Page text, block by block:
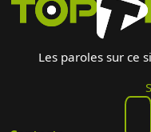
Les paroles sur ce